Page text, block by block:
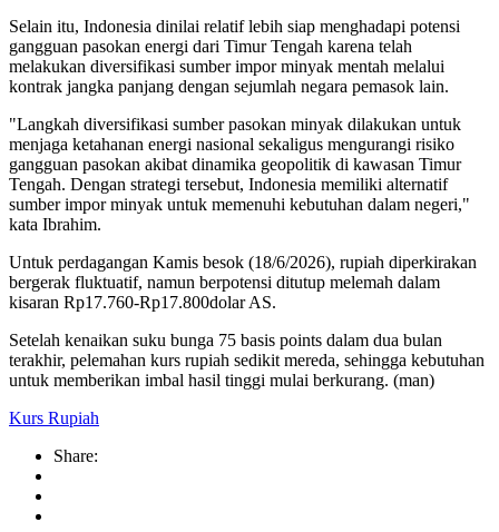
Selain itu, Indonesia dinilai relatif lebih siap menghadapi potensi
gangguan pasokan energi dari Timur Tengah karena telah
melakukan diversifikasi sumber impor minyak mentah melalui
kontrak jangka panjang dengan sejumlah negara pemasok lain.
"Langkah diversifikasi sumber pasokan minyak dilakukan untuk
menjaga ketahanan energi nasional sekaligus mengurangi risiko
gangguan pasokan akibat dinamika geopolitik di kawasan Timur
Tengah. Dengan strategi tersebut, Indonesia memiliki alternatif
sumber impor minyak untuk memenuhi kebutuhan dalam negeri,"
kata Ibrahim.
Untuk perdagangan Kamis besok (18/6/2026), rupiah diperkirakan
bergerak fluktuatif, namun berpotensi ditutup melemah dalam
kisaran Rp17.760-Rp17.800dolar AS.
Setelah kenaikan suku bunga 75 basis points dalam dua bulan
terakhir, pelemahan kurs rupiah sedikit mereda, sehingga kebutuhan
untuk memberikan imbal hasil tinggi mulai berkurang. (man)
Kurs Rupiah
Share: